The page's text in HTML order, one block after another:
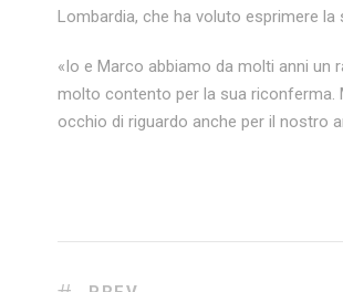
Lombardia, che ha voluto esprimere
«Io e Marco abbiamo da molti anni un
molto contento per la sua riconferma.
occhio di riguardo anche per il nostro